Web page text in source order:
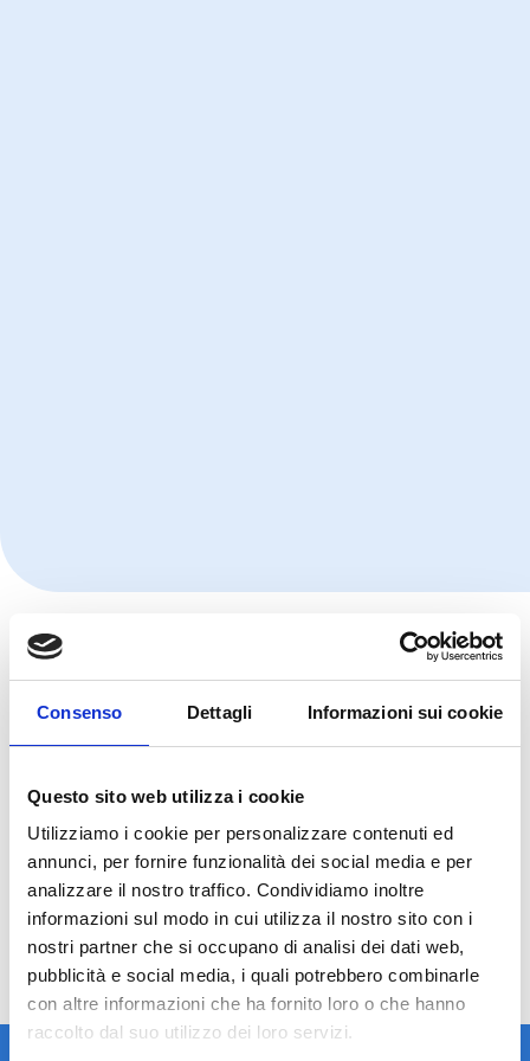
Consenso Dettagli Informazioni sui cookie
Questo sito web utilizza i cookie
Utilizziamo i cookie per personalizzare contenuti ed
annunci, per fornire funzionalità dei social media e per
analizzare il nostro traffico. Condividiamo inoltre
informazioni sul modo in cui utilizza il nostro sito con i
nostri partner che si occupano di analisi dei dati web,
pubblicità e social media, i quali potrebbero combinarle
con altre informazioni che ha fornito loro o che hanno
raccolto dal suo utilizzo dei loro servizi.